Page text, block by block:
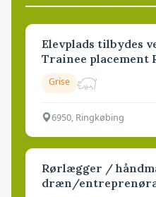
Elevplads tilbydes
Trainee placement
Grise
6950, Ringkøbing
Rørlægger /
dræn/